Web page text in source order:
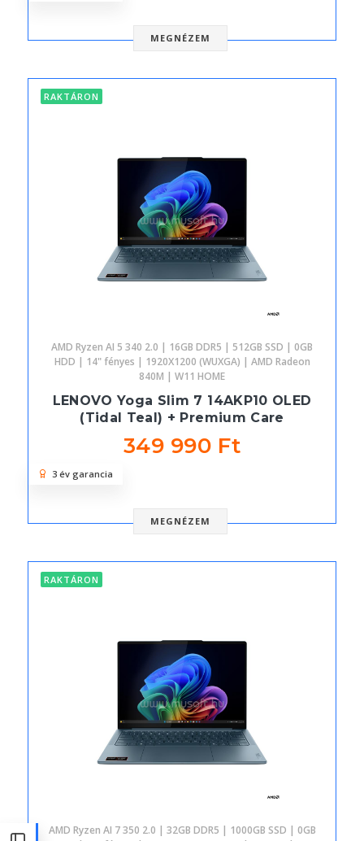
MEGNÉZEM
RAKTÁRON
AMD Ryzen AI 5 340 2.0 | 16GB DDR5 | 512GB SSD | 0GB
HDD | 14" fényes | 1920X1200 (WUXGA) | AMD Radeon
840M | W11 HOME
LENOVO Yoga Slim 7 14AKP10 OLED
(Tidal Teal) + Premium Care
349 990 Ft
MEGNÉZEM
3 év garancia
RAKTÁRON
AMD Ryzen AI 7 350 2.0 | 32GB DDR5 | 1000GB SSD | 0GB